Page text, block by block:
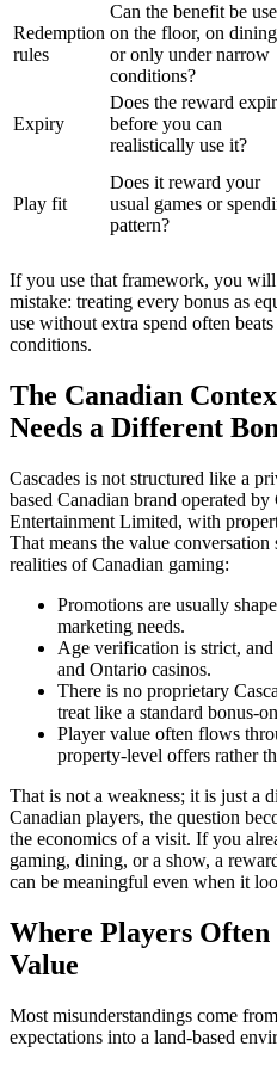
Redemption
rules
Can the benefit be
on the floor, on
or only under narrow
conditions?
Expiry
Does the reward
before you can
realistically use it?
Play fit
Does it reward your
usual games or
pattern?
If you use that framework, you
mistake: treating every bonus as
use without extra spend often
conditions.
The Canadian
Needs a Different
Cascades is not structured like a
based Canadian brand operated
Entertainment Limited, with
That means the value
realities of Canadian gaming:
Promotions are usually
marketing needs.
Age verification is strict,
and Ontario casinos.
There is no proprietary
treat like a standard bonus-
Player value often flows
property-level offers rather
That is not a weakness; it is just a
Canadian players, the question
the economics of a visit. If you
gaming, dining, or a show, a
can be meaningful even when it
Where Players
Value
Most misunderstandings come
expectations into a land-based